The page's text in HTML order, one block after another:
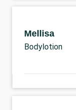
Mellisa
Bodylotion